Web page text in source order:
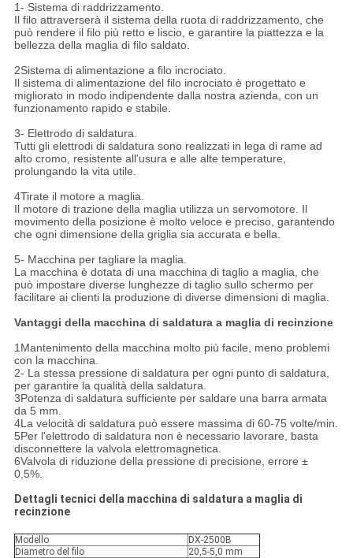
1- Sistema di raddrizzamento.
Il filo attraverserà il sistema della ruota di raddrizzamento, che
può rendere il filo più retto e liscio, e garantire la piattezza e la
bellezza della maglia di filo saldato.
2Sistema di alimentazione a filo incrociato.
Il sistema di alimentazione del filo incrociato è progettato e
migliorato in modo indipendente dalla nostra azienda, con un
funzionamento rapido e stabile.
3- Elettrodo di saldatura.
Tutti gli elettrodi di saldatura sono realizzati in lega di rame ad
alto cromo, resistente all'usura e alle alte temperature,
prolungando la vita utile.
4Tirate il motore a maglia.
Il motore di trazione della maglia utilizza un servomotore. Il
movimento della posizione è molto veloce e preciso, garantendo
che ogni dimensione della griglia sia accurata e bella.
5- Macchina per tagliare la maglia.
La macchina è dotata di una macchina di taglio a maglia, che
può impostare diverse lunghezze di taglio sullo schermo per
facilitare ai clienti la produzione di diverse dimensioni di maglia.
Vantaggi della macchina di saldatura a maglia di recinzione
1Mantenimento della macchina molto più facile, meno problemi
con la macchina.
2- La stessa pressione di saldatura per ogni punto di saldatura,
per garantire la qualità della saldatura.
3Potenza di saldatura sufficiente per saldare una barra armata
da 5 mm.
4La velocità di saldatura può essere massima di 60-75 volte/min.
5Per l'elettrodo di saldatura non è necessario lavorare, basta
disconnettere la valvola elettromagnetica.
6Valvola di riduzione della pressione di precisione, errore ±
0,5%.
Dettagli tecnici della macchina di saldatura a maglia di
recinzione
Modello
DX-2500B
Diametro del filo
20,5-5,0 mm